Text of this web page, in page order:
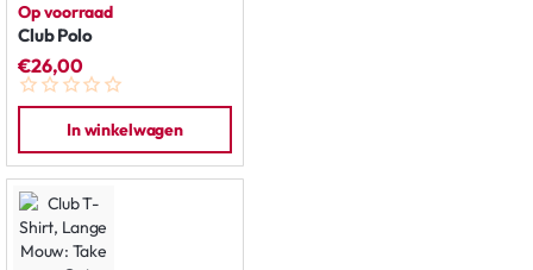
Op voorraad
Club Polo
€26,00
In winkelwagen